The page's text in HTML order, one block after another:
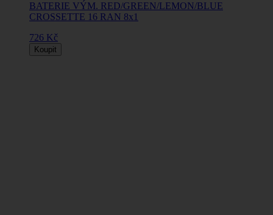
BATERIE VÝM. RED/GREEN/LEMON/BLUE
CROSSETTE 16 RAN 8x1
726 Kč
Koupit